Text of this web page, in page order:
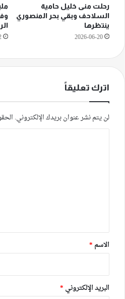
رحلت منى خليل حامية
السلاحف وبقي بحر المنصوري
ينتظرها
2026-06-20
اترك تعليقاً
لن يتم نشر عنوان بريدك الإلكتروني.
*
الاسم *
البريد الإلكتروني *